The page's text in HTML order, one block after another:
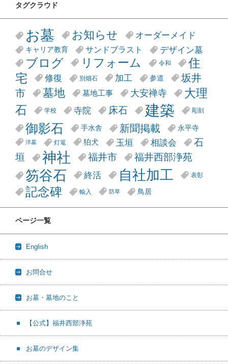
タグクラウド
お墓 お知らせ オーダーメイド
キャリア教育 サンドブラスト デザイン墓
ブログ リフォーム 令和
住
宅
修復 別畑石 加工 参道
坂井
市
墓地 墓地工事 大安禅寺
大理
石
学校 寺院 床石 建築 彫刻
御影石 手水舎 新聞掲載 永平寺
洋墓 灯篭 狛犬 玉垣 相談会
石
垣
神社 福井市 福井西部浄苑
笏谷石 終活 自社加工 表彰
記念碑 輸入 防草 鳥居
ページ一覧
English
お問合せ
お墓・墓地のこと
【公式】福井西部浄苑
お墓のデザイン集